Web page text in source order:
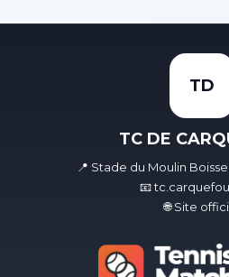
TD
TC DE
📍 Stade du Moulin
📧
🌐 Site